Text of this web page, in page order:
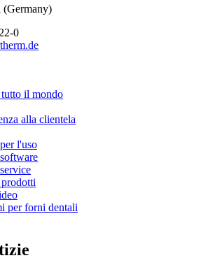
(Germany)
0
il mondo
alla clientela
l'uso
per forni dentali